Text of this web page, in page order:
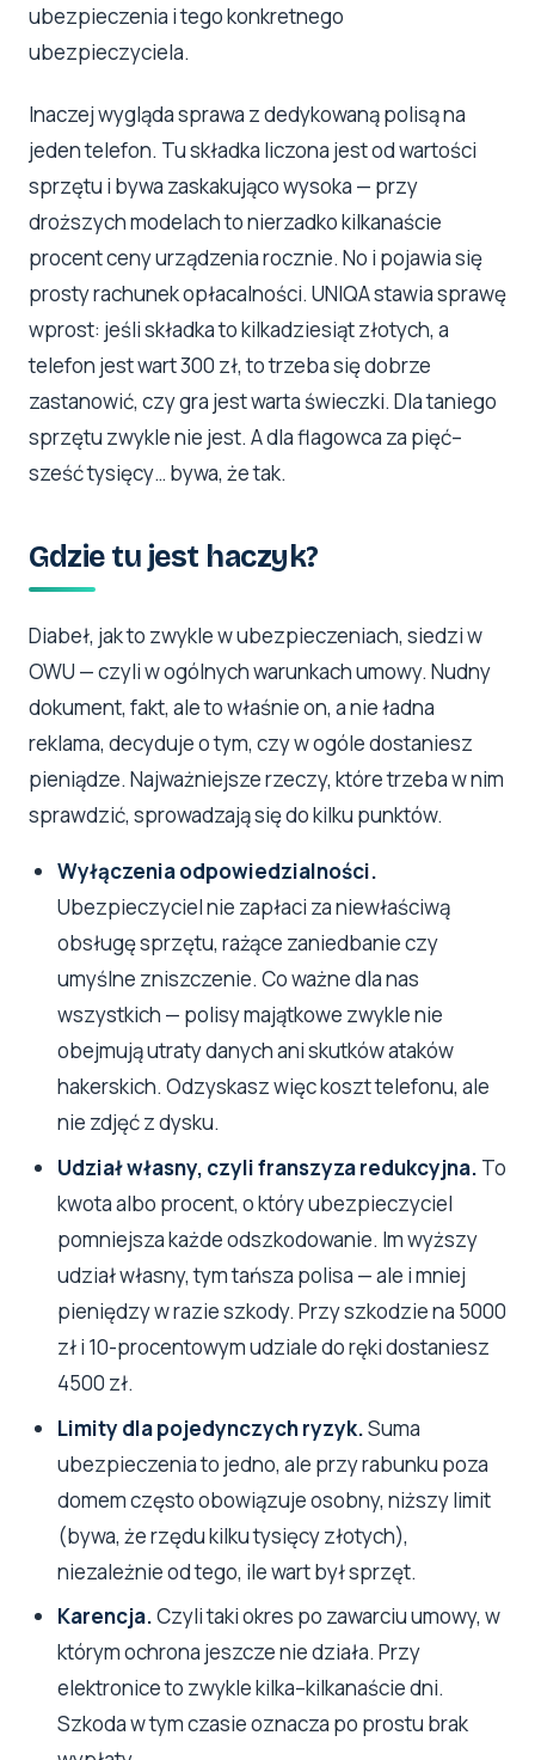
ubezpieczenia i tego konkretnego
ubezpieczyciela.
Inaczej wygląda sprawa z dedykowaną polisą na
jeden telefon. Tu składka liczona jest od wartości
sprzętu i bywa zaskakująco wysoka — przy
droższych modelach to nierzadko kilkanaście
procent ceny urządzenia rocznie. No i pojawia się
prosty rachunek opłacalności. UNIQA stawia sprawę
wprost: jeśli składka to kilkadziesiąt złotych, a
telefon jest wart 300 zł, to trzeba się dobrze
zastanowić, czy gra jest warta świeczki. Dla taniego
sprzętu zwykle nie jest. A dla flagowca za pięć–
sześć tysięcy… bywa, że tak.
Gdzie tu jest haczyk?
Diabeł, jak to zwykle w ubezpieczeniach, siedzi w
OWU — czyli w ogólnych warunkach umowy. Nudny
dokument, fakt, ale to właśnie on, a nie ładna
reklama, decyduje o tym, czy w ogóle dostaniesz
pieniądze. Najważniejsze rzeczy, które trzeba w nim
sprawdzić, sprowadzają się do kilku punktów.
Wyłączenia odpowiedzialności.
Ubezpieczyciel nie zapłaci za niewłaściwą
obsługę sprzętu, rażące zaniedbanie czy
umyślne zniszczenie. Co ważne dla nas
wszystkich — polisy majątkowe zwykle nie
obejmują utraty danych ani skutków ataków
hakerskich. Odzyskasz więc koszt telefonu, ale
nie zdjęć z dysku.
Udział własny, czyli franszyza redukcyjna. To
kwota albo procent, o który ubezpieczyciel
pomniejsza każde odszkodowanie. Im wyższy
udział własny, tym tańsza polisa — ale i mniej
pieniędzy w razie szkody. Przy szkodzie na 5000
zł i 10-procentowym udziale do ręki dostaniesz
4500 zł.
Limity dla pojedynczych ryzyk.Suma
ubezpieczenia to jedno, ale przy rabunku poza
domem często obowiązuje osobny, niższy limit
(bywa, że rzędu kilku tysięcy złotych),
niezależnie od tego, ile wart był sprzęt.
Karencja.Czyli taki okres po zawarciu umowy, w
którym ochrona jeszcze nie działa. Przy
elektronice to zwykle kilka–kilkanaście dni.
Szkoda w tym czasie oznacza po prostu brak